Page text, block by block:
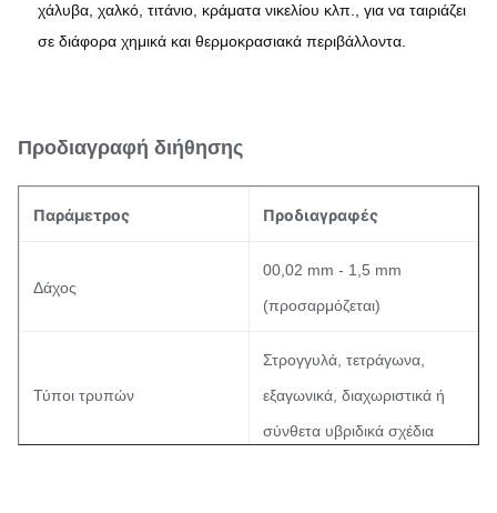
χάλυβα, χαλκό, τιτάνιο, κράματα νικελίου κλπ., για να ταιριάζει
σε διάφορα χημικά και θερμοκρασιακά περιβάλλοντα.
Προδιαγραφή διήθησης
Παράμετρος Προδιαγραφές
Δάχος
00,02 mm - 1,5 mm
(προσαρμόζεται)
Τύποι τρυπών
Στρογγυλά, τετράγωνα,
εξαγωνικά, διαχωριστικά ή
σύνθετα υβριδικά σχέδια